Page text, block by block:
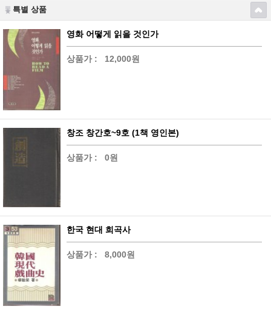
특별 상품
영화 어떻게 읽을 것인가
상품가 : 12,000원
창조 창간호~9호 (1책 영인본)
상품가 : 0원
한국 현대 희곡사
상품가 : 8,000원